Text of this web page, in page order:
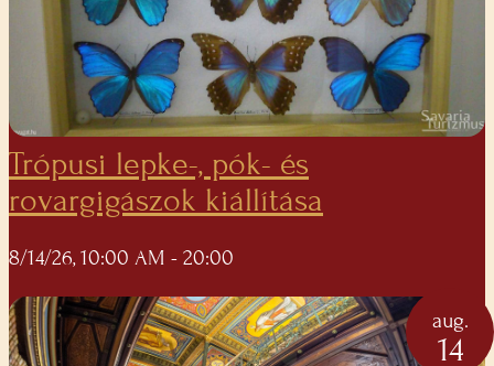
Trópusi lepke-, pók- és
rovargigászok kiállítása
8/14/26, 10:00 AM - 20:00
aug.
14